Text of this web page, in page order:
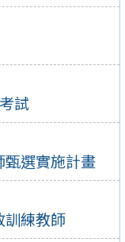
試
選實施計畫
練教師